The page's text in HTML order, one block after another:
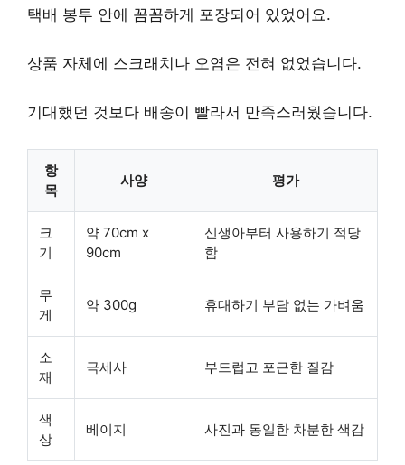
택배 봉투 안에 꼼꼼하게 포장되어 있었어요.
상품 자체에 스크래치나 오염은 전혀 없었습니다.
기대했던 것보다 배송이 빨라서 만족스러웠습니다.
항
목
사양 평가
크
기
약 70cm x
90cm
신생아부터 사용하기 적당
함
무
게
약 300g 휴대하기 부담 없는 가벼움
소
재
극세사 부드럽고 포근한 질감
색
상
베이지 사진과 동일한 차분한 색감